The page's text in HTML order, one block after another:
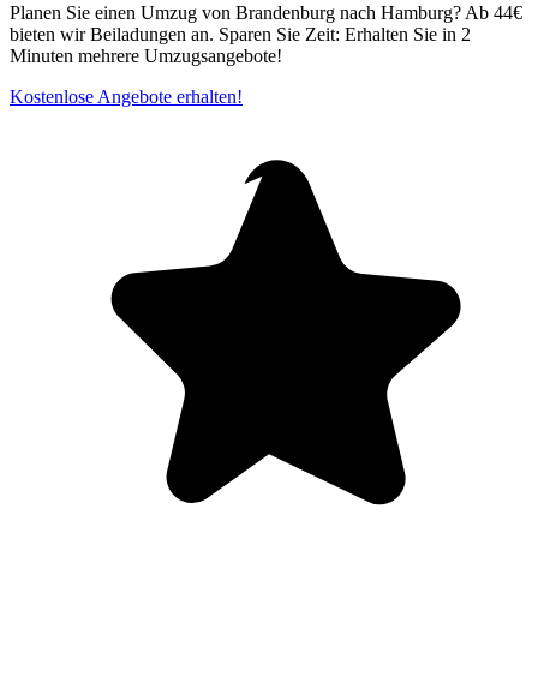
Planen Sie einen Umzug von Brandenburg nach Hamburg? Ab 44€
bieten wir Beiladungen an. Sparen Sie Zeit: Erhalten Sie in 2
Minuten mehrere Umzugsangebote!
Kostenlose Angebote erhalten!